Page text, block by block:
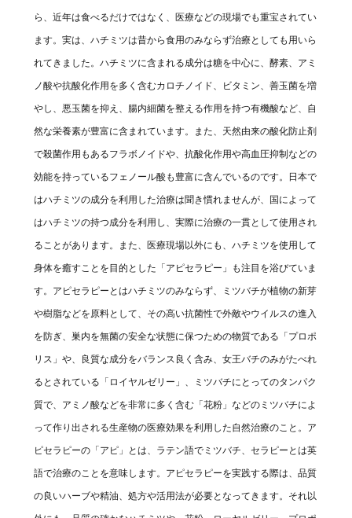
ら、近年は食べるだけではなく、医療などの現場でも重宝されてい
ます。実は、ハチミツは昔から食用のみならず治療としても用いら
れてきました。ハチミツに含まれる成分は糖を中心に、酵素、アミ
ノ酸や抗酸化作用を多く含むカロチノイド、ビタミン、善玉菌を増
やし、悪玉菌を抑え、腸内細菌を整える作用を持つ有機酸など、自
然な栄養素が豊富に含まれています。また、天然由来の酸化防止剤
で殺菌作用もあるフラボノイドや、抗酸化作用や高血圧抑制などの
効能を持っているフェノール酸も豊富に含んでいるのです。日本で
はハチミツの成分を利用した治療は聞き慣れませんが、国によって
はハチミツの持つ成分を利用し、実際に治療の一貫として使用され
ることがあります。また、医療現場以外にも、ハチミツを使用して
身体を癒すことを目的とした「アピセラピー」も注目を浴びていま
す。アピセラピーとはハチミツのみならず、ミツバチが植物の新芽
や樹脂などを原料として、その高い抗菌性で外敵やウイルスの進入
を防ぎ、巣内を無菌の安全な状態に保つための物質である「プロポ
リス」や、良質な成分をバランス良く含み、女王バチのみがたべれ
るとされている「ロイヤルゼリー」、ミツバチにとってのタンパク
質で、アミノ酸などを非常に多く含む「花粉」などのミツバチによ
って作り出される生産物の医療効果を利用した自然治療のこと。ア
ピセラピーの「アピ」とは、ラテン語でミツバチ、セラピーとは英
語で治療のことを意味します。アピセラピーを実践する際は、品質
の良いハーブや精油、処方や活用法が必要となってきます。それ以